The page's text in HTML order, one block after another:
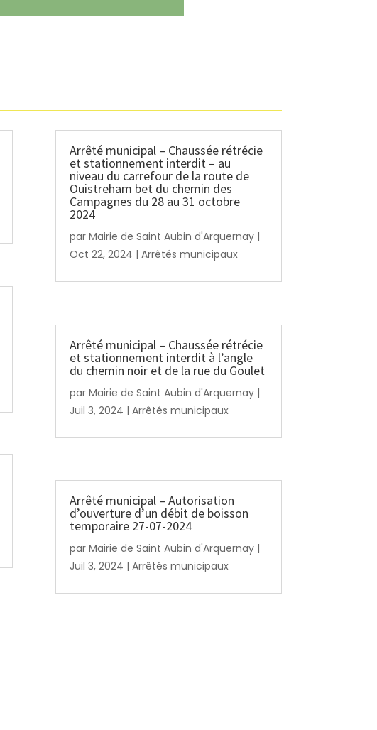
Arrêté municipal – Chaussée rétrécie
et stationnement interdit – au
niveau du carrefour de la route de
Ouistreham bet du chemin des
Campagnes du 28 au 31 octobre
2024
par Mairie de Saint Aubin d'Arquernay|
Oct 22, 2024 | Arrêtés municipaux
Arrêté municipal – Chaussée rétrécie
et stationnement interdit à l’angle
du chemin noir et de la rue du Goulet
par Mairie de Saint Aubin d'Arquernay|
Juil 3, 2024 | Arrêtés municipaux
Arrêté municipal – Autorisation
d’ouverture d’un débit de boisson
temporaire 27-07-2024
par Mairie de Saint Aubin d'Arquernay|
Juil 3, 2024 | Arrêtés municipaux